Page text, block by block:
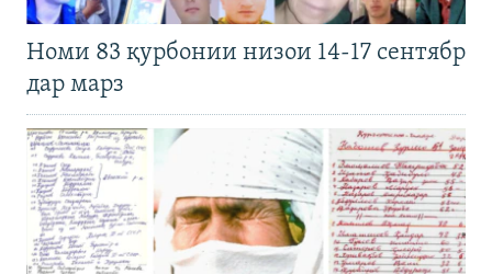
Номи 83 қурбонии низои 14-17 сентябр
дар марз